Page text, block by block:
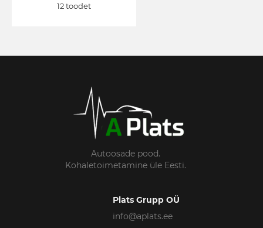
12 toodet
Autoosade pood.
Kohaletoimetamine üle Eesti.
Plats Grupp OÜ
info@aplats.ee